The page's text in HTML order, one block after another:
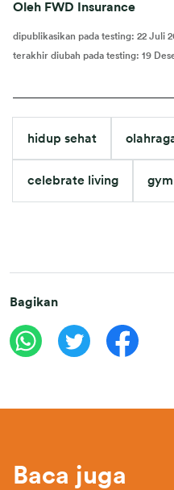
Oleh FWD Insurance
dipublikasikan pada testing: 22 Juli
terakhir diubah pada testing: 19
hidup sehat
celebrate living
Bagikan
Baca juga